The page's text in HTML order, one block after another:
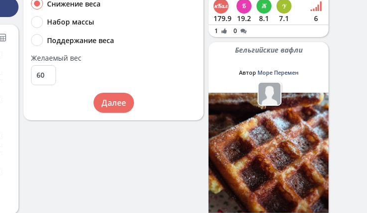
Снижение веса
Набор массы
Поддержание веса
Желаемый вес
Далее
179.9 19.2 8.1 7.1 6
1 0
Бельгийские вафли
Автор Море Перемен